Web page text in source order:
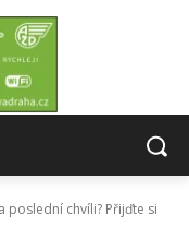
poslední chvíli? Přijďte si